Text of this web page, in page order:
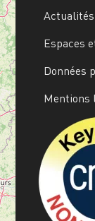
Actualités
Espaces
Données
Mentions